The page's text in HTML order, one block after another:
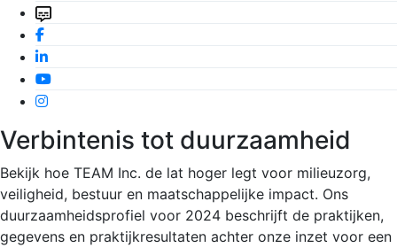
Verbintenis tot duurzaamheid
Bekijk hoe TEAM Inc. de lat hoger legt voor milieuzorg,
veiligheid, bestuur en maatschappelijke impact. Ons
duurzaamheidsprofiel voor 2024 beschrijft de praktijken,
gegevens en praktijkresultaten achter onze inzet voor een